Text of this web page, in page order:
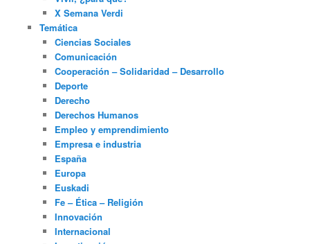
X Semana Verdi
Temática
Ciencias Sociales
Comunicación
Cooperación – Solidaridad – Desarrollo
Deporte
Derecho
Derechos Humanos
Empleo y emprendimiento
Empresa e industria
España
Europa
Euskadi
Fe – Ética – Religión
Innovación
Internacional